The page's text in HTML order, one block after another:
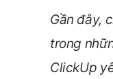
Gần đây,
trong
ClickUp